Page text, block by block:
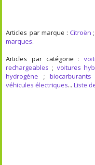
Articles par marque : Citroën ;
marques.
Articles par catégorie :
rechargeables ; voitures
hydrogène ;biocarburants
véhicules électriques...Liste